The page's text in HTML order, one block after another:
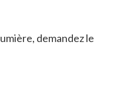
demandez le